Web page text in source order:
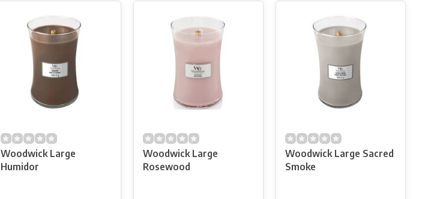
Woodwick Large
Humidor
Woodwick Large
Rosewood
Woodwick Large Sacred
Smoke